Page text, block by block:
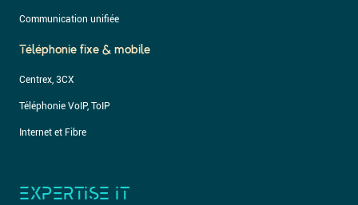
Communication unifiée
Téléphonie fixe & mobile
Centrex, 3CX
Téléphonie VoIP, ToIP
Internet et Fibre
EXPERTISE IT